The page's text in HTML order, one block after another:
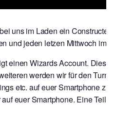
uns im Laden ein
und jeden letzen Mittwoch im
einen Wizards Account. Dies
werden wir für den
etc. auf euer Smartphone zu
euer Smartphone. Eine